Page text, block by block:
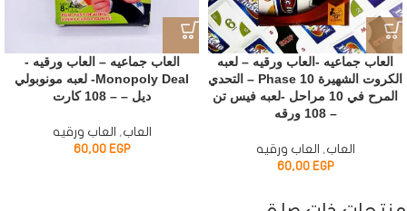
العاب جماعيه -العاب ورقيه – لعبه
الكروت الشهيرة Phase 10 – التحدي
المرح في 10 مراحل -لعبه فيس تن
– 108 ورقه
العاب, العاب ورقيه
60,00 EGP
العاب جماعيه – العاب ورقيه -
Monopoly Deal- لعبه مونوبولي
ديل – – 108 كارت
العاب, العاب ورقيه
60,00 EGP